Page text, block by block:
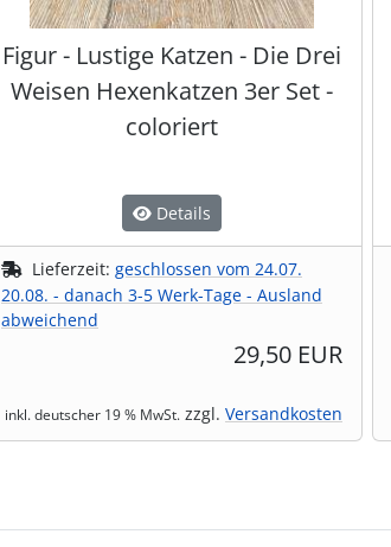
Figur - Lustige Katzen - Die Drei
Weisen Hexenkatzen 3er Set -
coloriert
Details
Lieferzeit: geschlossen vom 24.07.
20.08. - danach 3-5 Werk-Tage - Ausland
abweichend
29,50 EUR
inkl. deutscher 19 % MwSt. zzgl. Versandkosten